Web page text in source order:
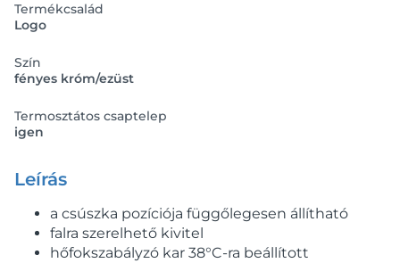
Termékcsalád
Logo
Szín
fényes króm/ezüst
Termosztátos csaptelep
igen
Leírás
a csúszka pozíciója függőlegesen állítható
falra szerelhető kivitel
hőfokszabályzó kar 38°C-ra beállított